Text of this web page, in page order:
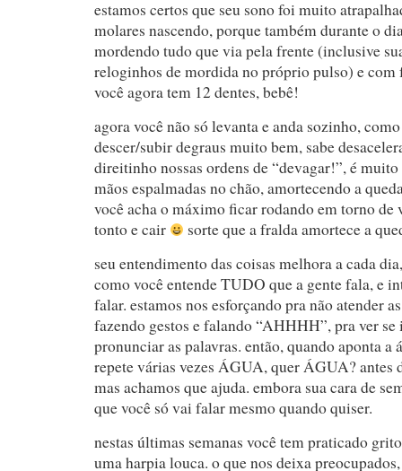
estamos certos que seu sono foi muito
molares nascendo, porque também durante o
mordendo tudo que via pela frente (inclusive
reloginhos de mordida no próprio pulso) e com
você agora tem 12 dentes, bebê!
agora você não só levanta e anda sozinho,
descer/subir degraus muito bem, sabe
direitinho nossas ordens de “devagar!”, é
mãos espalmadas no chão, amortecendo a
você acha o máximo ficar rodando em torno de
tonto e cair
sorte que a fralda amortece a
seu entendimento das coisas melhora a cada
como você entende TUDO que a gente fala, e
falar. estamos nos esforçando pra não atender
fazendo gestos e falando “AHHHH”, pra ver se
pronunciar as palavras. então, quando aponta a
repete várias vezes ÁGUA, quer ÁGUA? antes
mas achamos que ajuda. embora sua cara de
que você só vai falar mesmo quando quiser.
nestas últimas semanas você tem praticado
uma harpia louca. o que nos deixa